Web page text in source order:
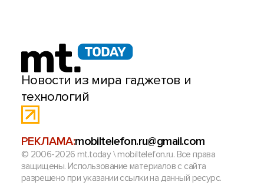
Новости из мира гаджетов и
технологий
РЕКЛАМА:mobiltelefon.ru@gmail.com
© 2006-2026 mt.today \ mobiltelefon.ru. Все права
защищены. Использование материалов с сайта
разрешено при указании ссылки на данный ресурс.